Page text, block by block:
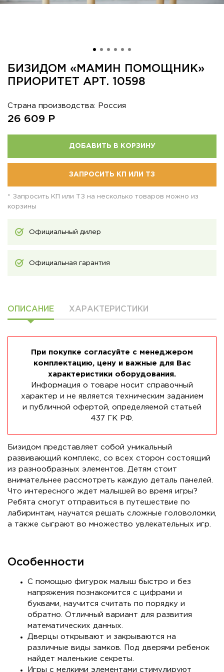
БИЗИДОМ «МАМИН ПОМОЩНИК»
ПРИОРИТЕТ АРТ. 10598
Страна производства: Россия
26 609 Р
ДОБАВИТЬ В КОРЗИНУ
ЗАПРОСИТЬ КП ИЛИ ТЗ
* Запросить КП или ТЗ на несколько товаров можно из
корзины
Официальный дилер
Официальная гарантия
ОПИСАНИЕ ХАРАКТЕРИСТИКИ
При покупке согласуйте с менеджером
комплектацию, цену и важные для Вас
характеристики оборудования.
Информация о товаре носит справочный
характер и не является техническим заданием
и публичной офертой, определяемой статьей
437 ГК РФ.
Бизидом представляет собой уникальный
развивающий комплекс, со всех сторон состоящий
из разнообразных элементов. Детям стоит
внимательнее рассмотреть каждую деталь панелей.
Что интересного ждет малышей во время игры?
Ребята смогут отправиться в путешествие по
лабиринтам, научатся решать сложные головоломки,
а также сыграют во множество увлекательных игр.
Особенности
С помощью фигурок малыш быстро и без
напряжения познакомится с цифрами и
буквами, научится считать по порядку и
обратно. Отличный вариант для развития
математических данных.
Дверцы открывают и закрываются на
различные виды замков. Под дверями ребенок
найдет маленькие секреты.
Игры с мелкими элементами стимулируют